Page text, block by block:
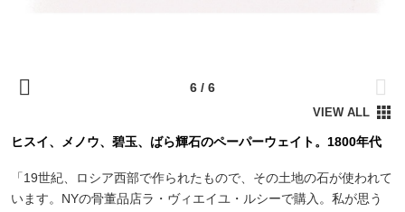
ヒスイ、メノウ、碧玉、ばら輝石のペーパーウェイト。1800年代
「19世紀、ロシア西部で作られたもので、その土地の石が使われて
います。NYの骨董品店ラ・ヴィエイユ・ルシーで購入。私が思う